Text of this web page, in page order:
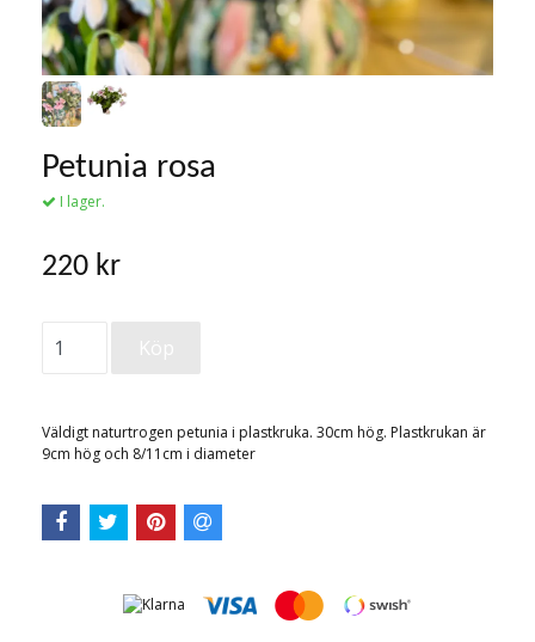
Petunia rosa
I lager.
220 kr
Väldigt naturtrogen petunia i plastkruka. 30cm hög. Plastkrukan är
9cm hög och 8/11cm i diameter